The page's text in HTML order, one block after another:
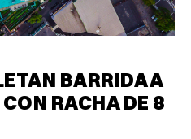
BARRIDA A
RACHA DE 8